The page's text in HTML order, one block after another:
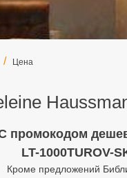
Цена
промокодом
LT-1000TUROV-
Кроме предложений